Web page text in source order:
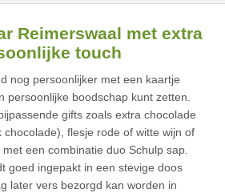
Reimerswaal met extra
touch
nog persoonlijker met een kaartje
persoonlijke boodschap kunt zetten.
gifts zoals extra chocolade
chocolade), flesje rode of witte wijn of
een combinatie duo Schulp sap.
goed ingepakt in een stevige doos
later vers bezorgd kan worden in